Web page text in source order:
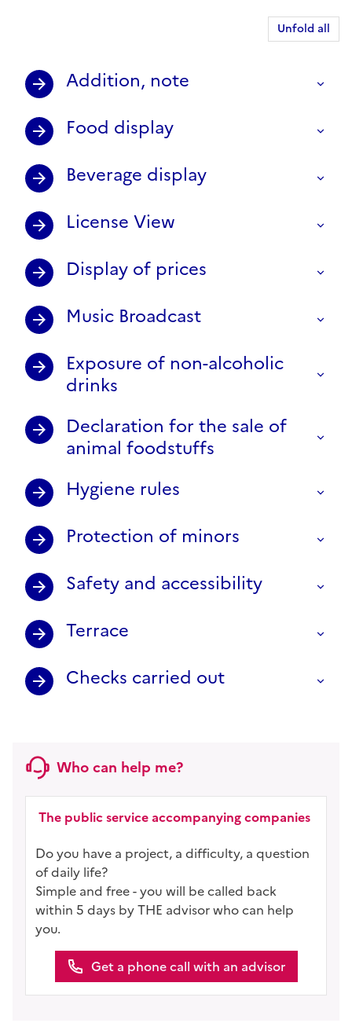
Unfold all
Addition, note
Food display
Beverage display
License View
Display of prices
Music Broadcast
Exposure of non-alcoholic
drinks
Declaration for the sale of
animal foodstuffs
Hygiene rules
Protection of minors
Safety and accessibility
Terrace
Checks carried out
Who can help me?
The public service accompanying companies
Do you have a project, a difficulty, a question
of daily life?
Simple and free - you will be called back
within 5 days by THE advisor who can help
you.
Get a phone call with an advisor